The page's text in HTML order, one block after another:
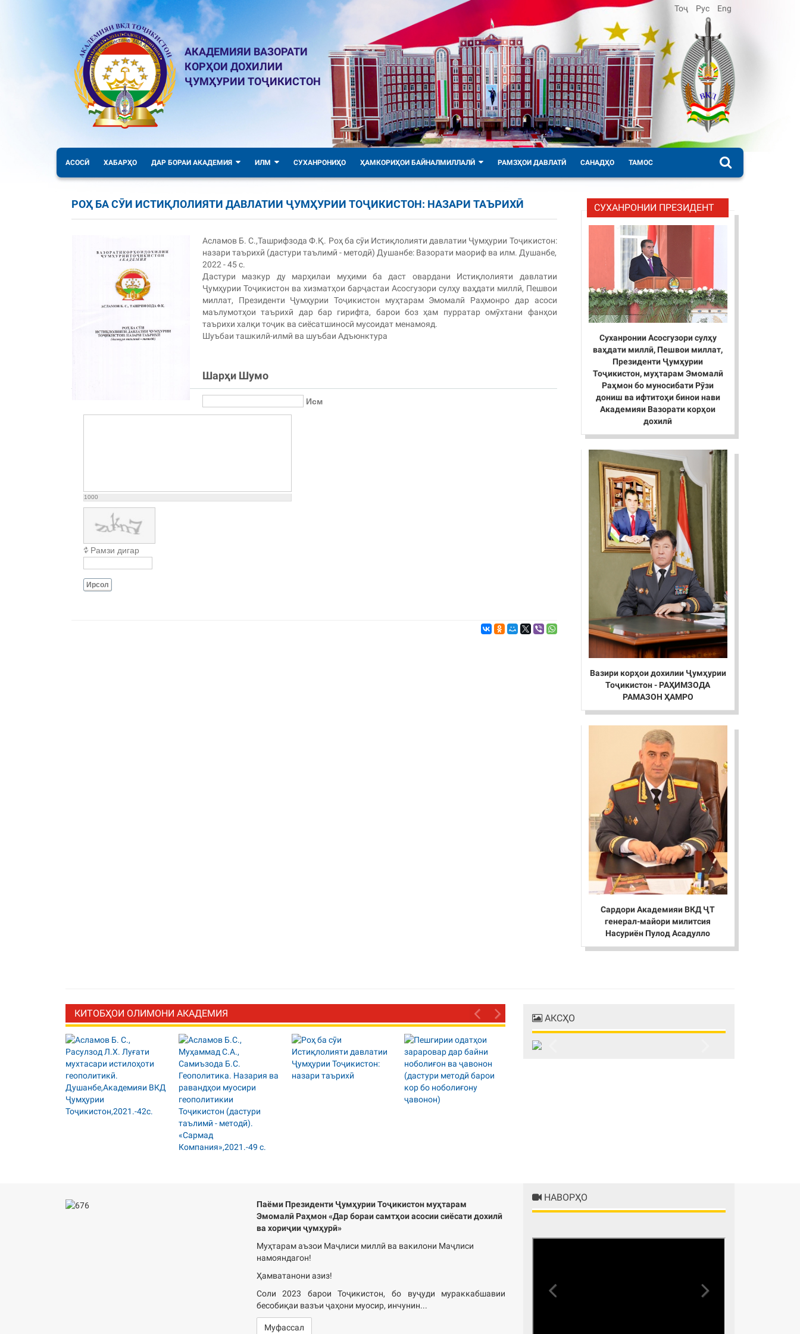
АКАДЕМИЯИ ВАЗОРАТИ
КОРҲОИ ДОХИЛИИ
ҶУМҲУРИИ ТОҶИКИСТОН
Тоҷ Рус Eng
АСОСӢ ХАБАРҲО ДАР БОРАИ АКАДЕМИЯ ИЛМ СУХАНРОНИҲО ҲАМКОРИҲОИ БАЙНАЛМИЛЛАЛӢ РАМЗҲОИ ДАВЛАТӢ САНАДҲО ТАМОС
РОҲ БА СӮИ ИСТИҚЛОЛИЯТИ ДАВЛАТИИ ҶУМҲУРИИ ТОҶИКИСТОН: НАЗАРИ ТАЪРИХӢ
Асламов Б. С.,Ташрифзода Ф.Қ. Роҳ ба сӯи Истиқлолияти давлатии Ҷумҳурии Тоҷикистон:
назари таърихӣ (дастури таълимӣ - методӣ) Душанбе: Вазорати маориф ва илм. Душанбе,
2022 - 45 с.
Дастури мазкур ду марҳилаи муҳими ба даст овардани Истиқлолияти давлатии
Ҷумҳурии Тоҷикистон ва хизматҳои барҷастаи Асосгузори сулҳу ваҳдати миллӣ, Пешвои
миллат, Президенти Ҷумҳурии Тоҷикистон муҳтарам Эмомалӣ Раҳмонро дар асоси
маълумотҳои таърихӣ дар бар гирифта, барои боз ҳам пурратар омӯхтани фанҳои
таърихи халқи тоҷик ва сиёсатшиносӣ мусоидат менамояд.
Шуъбаи ташкилӣ-илмӣ ва шуъбаи Адъюнктура
Шарҳи Шумо
Исм
1000
Рамзи дигар
Ирсол
СУХАНРОНИИ ПРЕЗИДЕНТ
Суханронии Асосгузори сулҳу
ваҳдати миллӣ, Пешвои миллат,
Президенти Ҷумҳурии
Тоҷикистон, муҳтарам Эмомалӣ
Раҳмон бо муносибати Рӯзи
дониш ва ифтитоҳи бинои нави
Академияи Вазорати корҳои
дохилӣ
Вазири корҳои дохилии Ҷумҳурии
Тоҷикистон - РАҲИМЗОДА
РАМАЗОН ҲАМРО
Сардори Академияи ВКД ҶТ
генерал-майори милитсия
Насуриён Пулод Асадулло
КИТОБҲОИ ОЛИМОНИ АКАДЕМИЯ АКСҲО
Паёми Президенти Ҷумҳурии Тоҷикистон муҳтарам
Эмомалӣ Раҳмон «Дар бораи самтҳои асосии сиёсати дохилӣ
ва хориҷии ҷумҳурӣ»
Муҳтарам аъзои Маҷлиси миллӣ ва вакилони Маҷлиси
намояндагон!
Ҳамватанони азиз!
Соли 2023 барои Тоҷикистон, бо вуҷуди мураккабшавии
бесобиқаи вазъи ҷаҳони муосир, инчунин...
Муфассал
НАВОРҲО